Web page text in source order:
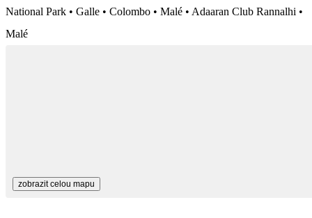
National Park • Galle • Colombo • Malé • Adaaran Club Rannalhi •
Malé
zobrazit celou mapu